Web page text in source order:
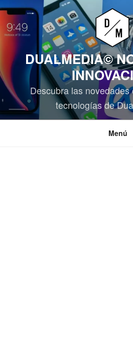
Saltar
contenido
DUALMEDIA©
Descubra las
tecnologías de
Menú